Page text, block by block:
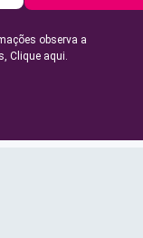
observa a
Clique aqui.